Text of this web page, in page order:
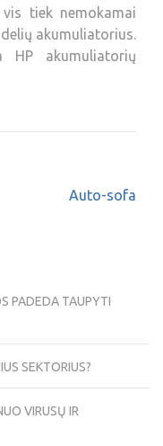
tiek nemokamai
akumuliatorius.
HP akumuliatorių
Auto-sofa
PADEDA TAUPYTI
SEKTORIUS?
VIRUSŲ IR